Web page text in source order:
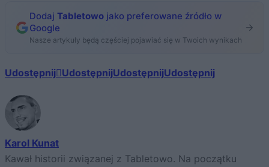
Dodaj Tabletowo jako preferowane źródło w
Google
Nasze artykuły będą częściej pojawiać się w Twoich wynikach
Udostępnij UdostępnijUdostępnijUdostępnij
Karol Kunat
Kawał historii związanej z Tabletowo. Na początku